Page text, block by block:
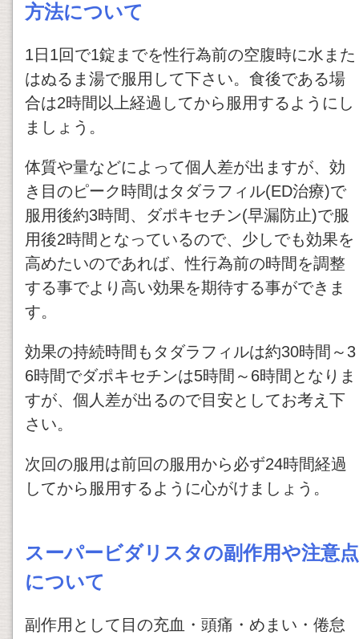
方法について
1日1回で1錠までを性行為前の空腹時に水また
はぬるま湯で服用して下さい。食後である場
合は2時間以上経過してから服用するようにし
ましょう。
体質や量などによって個人差が出ますが、効
き目のピーク時間はタダラフィル(ED治療)で
服用後約3時間、ダポキセチン(早漏防止)で服
用後2時間となっているので、少しでも効果を
高めたいのであれば、性行為前の時間を調整
する事でより高い効果を期待する事ができま
す。
効果の持続時間もタダラフィルは約30時間～3
6時間でダポキセチンは5時間～6時間となりま
すが、個人差が出るので目安としてお考え下
さい。
次回の服用は前回の服用から必ず24時間経過
してから服用するように心がけましょう。
スーパービダリスタの副作用や注意点
について
副作用として目の充血・頭痛・めまい・倦怠